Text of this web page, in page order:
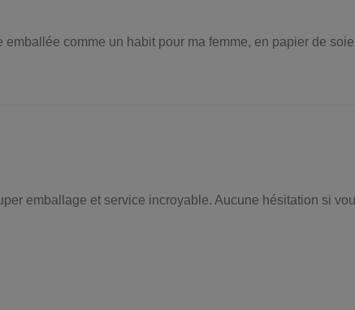
comme un habit pour ma femme, en papier de
emballage et service incroyable. Aucune hésitation si